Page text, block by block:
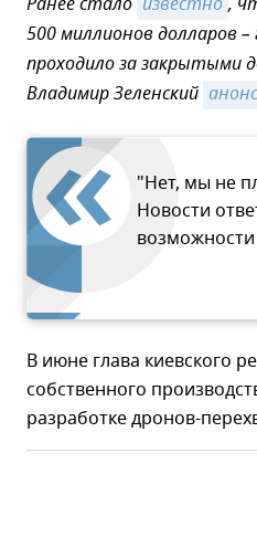
Ранее стало известно,
500 миллионов долларов
проходило за закрытыми
Владимир Зеленский
"Нет, мы не
Новости
В июне глава киевского
собственного
разработке дронов-